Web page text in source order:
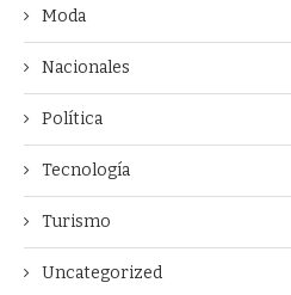
Moda
Nacionales
Política
Tecnología
Turismo
Uncategorized